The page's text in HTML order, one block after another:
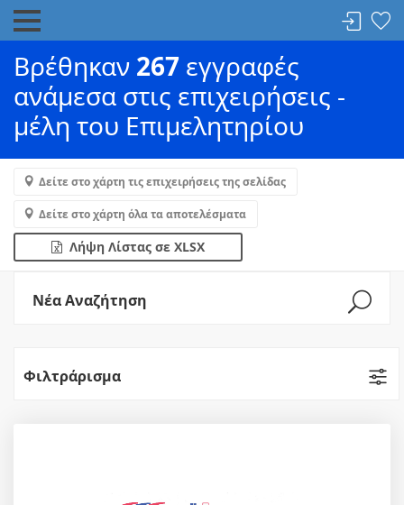
Βρέθηκαν 267 εγγραφές
ανάμεσα στις επιχειρήσεις -
μέλη του Επιμελητηρίου
Δείτε στο χάρτη τις επιχειρήσεις της σελίδας
Δείτε στο χάρτη όλα τα αποτελέσματα
Λήψη Λίστας σε XLSX
Νέα Αναζήτηση
Φιλτράρισμα